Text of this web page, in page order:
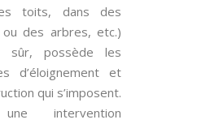
toits, dans des
des arbres, etc.)
sûr, possède les
d’éloignement et
qui s’imposent.
intervention